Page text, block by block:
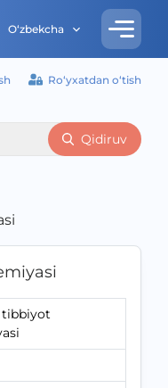
O‘zbekcha
Ro‘yxatdan o‘tish
Qidiruv
tibbiyot